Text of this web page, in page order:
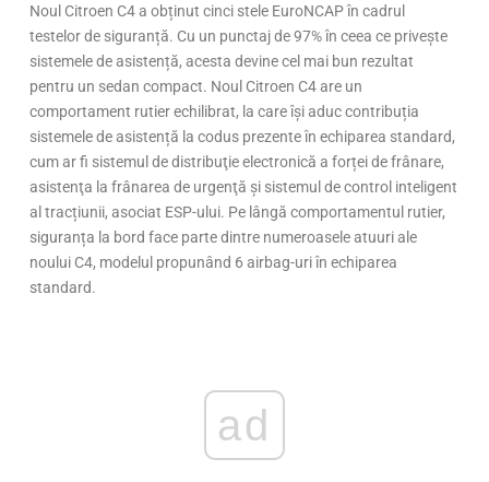
Noul Citroen C4 a obținut cinci stele EuroNCAP în cadrul
testelor de siguranță. Cu un punctaj de 97% în ceea ce privește
sistemele de asistență, acesta devine cel mai bun rezultat
pentru un sedan compact. Noul Citroen C4 are un
comportament rutier echilibrat, la care își aduc contribuția
sistemele de asistență la codus prezente în echiparea standard,
cum ar fi sistemul de distribuţie electronică a forței de frânare,
asistenţa la frânarea de urgenţă şi sistemul de control inteligent
al tracțiunii, asociat ESP-ului. Pe lângă comportamentul rutier,
siguranța la bord face parte dintre numeroasele atuuri ale
noului C4, modelul propunând 6 airbag-uri în echiparea
standard.
ad